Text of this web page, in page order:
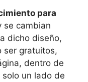
para
se cambian
dicho diseño,
ser gratuitos,
dentro de
un lado de